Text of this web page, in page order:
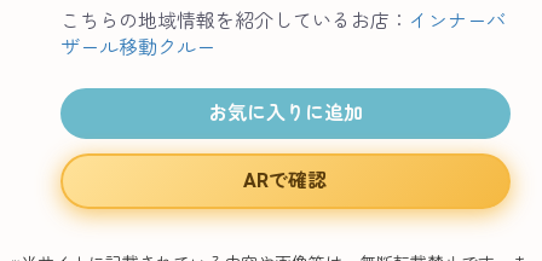
こちらの地域情報を紹介しているお店： インナーバ
ザール移動クルー
お気に入りに追加
ARで確認